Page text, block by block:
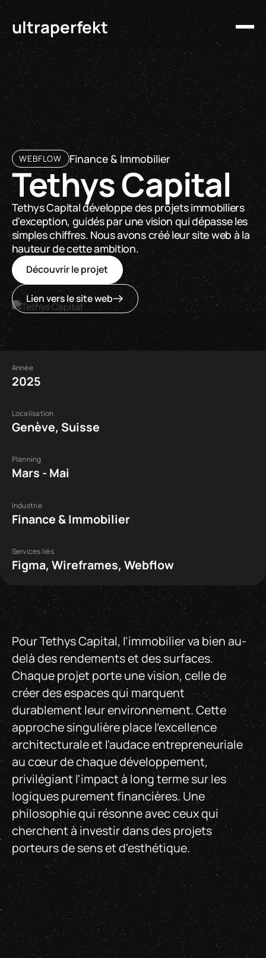
ultraperfekt
WEBFLOW Finance & Immobilier
Tethys Capital
Tethys Capital développe des projets immobiliers
d'exception, guidés par une vision qui dépasse les
simples chiffres. Nous avons créé leur site web à la
hauteur de cette ambition.
Découvrir le projet
Lien vers le site web
Année
2025
Localisation
Genève, Suisse
Planning
Mars - Mai
Industrie
Finance & Immobilier
Services liés
Figma, Wireframes, Webflow
Pour Tethys Capital, l'immobilier va bien au-
delà des rendements et des surfaces.
Chaque projet porte une vision, celle de
créer des espaces qui marquent
durablement leur environnement. Cette
approche singulière place l'excellence
architecturale et l'audace entrepreneuriale
au cœur de chaque développement,
privilégiant l'impact à long terme sur les
logiques purement financières. Une
philosophie qui résonne avec ceux qui
cherchent à investir dans des projets
porteurs de sens et d'esthétique.